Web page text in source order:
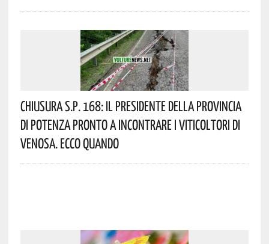
Chiusura S.P. 168: Il Presidente Della Provincia
Di Potenza Pronto A Incontrare I Viticoltori Di
Venosa. Ecco Quando